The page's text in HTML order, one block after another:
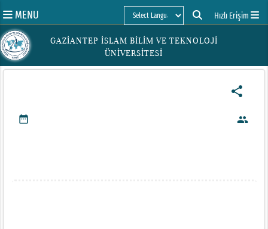
MENU
Powered by
Hızlı Erişim
GAZİANTEP İSLAM BİLİM VE TEKNOLOJİ
ÜNİVERSİTESİ
share
date_range people